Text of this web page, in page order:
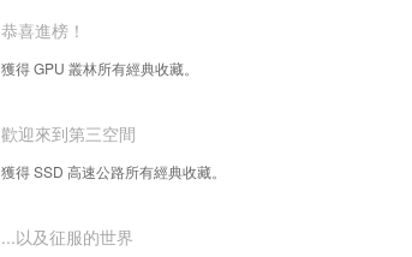
恭喜進榜！
獲得 GPU 叢林所有經典收藏。
歡迎來到第三空間
獲得 SSD 高速公路所有經典收藏。
...以及征服的世界